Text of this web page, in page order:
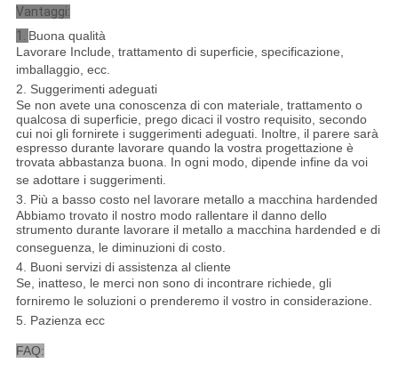
Vantaggi:
1. Buona qualità
Lavorare Include, trattamento di superficie, specificazione,
imballaggio, ecc.
2. Suggerimenti adeguati
Se non avete una conoscenza di con materiale, trattamento o
qualcosa di superficie, prego dicaci il vostro requisito, secondo
cui noi gli fornirete i suggerimenti adeguati. Inoltre, il parere sarà
espresso durante lavorare quando la vostra progettazione è
trovata abbastanza buona. In ogni modo, dipende infine da voi
se adottare i suggerimenti.
3. Più a basso costo nel lavorare metallo a macchina hardended
Abbiamo trovato il nostro modo rallentare il danno dello
strumento durante lavorare il metallo a macchina hardended e di
conseguenza, le diminuzioni di costo.
4. Buoni servizi di assistenza al cliente
Se, inatteso, le merci non sono di incontrare richiede, gli
forniremo le soluzioni o prenderemo il vostro in considerazione.
5. Pazienza ecc
FAQ: